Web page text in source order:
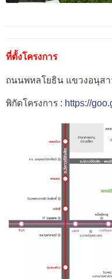
ที่ตั้งโครงการ
ถนนพหลโยธิน แขวงอนุสา
พิกัดโครงการ : https://